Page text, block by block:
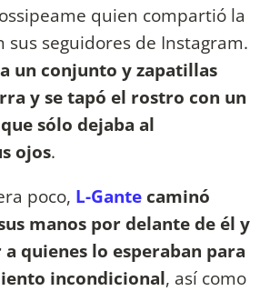
quien compartió la
sus seguidores de Instagram.
un conjunto y zapatillas
y se tapó el rostro con un
sólo dejaba al
ojos.
poco, L-Gante caminó
manos por delante de él y
quienes lo esperaban para
incondicional, así como